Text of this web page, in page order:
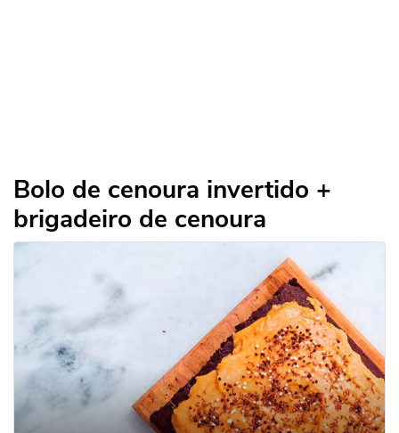
Bolo de cenoura invertido +
brigadeiro de cenoura